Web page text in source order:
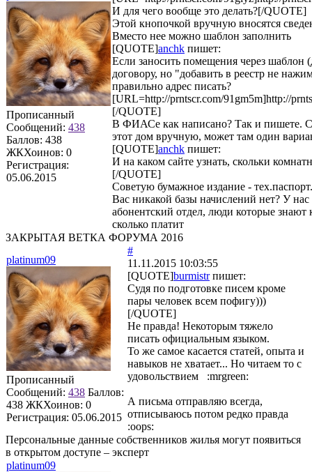
Прописанный
Сообщений: 438
Баллов: 438
ЖКХоинов: 0
Регистрация:
05.06.2015
И для чего вообще это делать?[/QUOTE]
Этой кнопочкой вручную вносятся
Вместо нее можно шаблон заполнить
[QUOTE]anchk пишет:
Если заносить помещения через шаблон
договору, но "добавить в реестр не
правильно адрес писать?
[URL=http://prntscr.com/91gm5m]http://
[/QUOTE]
В ФИАСе как написано? Так и пишете.
этот дом вручную, может там один
[QUOTE]anchk пишет:
И на каком сайте узнать, скольки
[/QUOTE]
Советую бумажное издание -
Вас никакой базы начислений нет? У нас
абонентский отдел, люди которые знают
сколько платит
ЗАКРЫТАЯ ВЕТКА ФОРУМА 2016
platinum09
Прописанный
Сообщений: 438 Баллов:
438 ЖКХоинов: 0
Регистрация: 05.06.2015
#
11.11.2015 10:03:55
[QUOTE]burmistrпишет:
Судя по подготовке писем кроме
пары человек всем пофигу)))
[/QUOTE]
Не правда! Некоторым тяжело
писать официальным языком.
То же самое касается статей, опыта и
навыков не хватает... Но читаем то с
удовольствием :mrgreen:
А письма отправляю всегда,
отписываюсь потом редко правда
:oops:
Персональные данные собственников жилья могут появиться
в открытом доступе – эксперт
platinum09